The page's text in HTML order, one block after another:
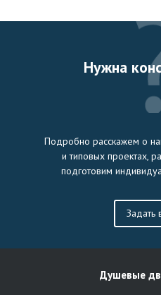
Нужна
Подробно расскажем о
и типовых проектах,
подготовим
Задать
Душевые